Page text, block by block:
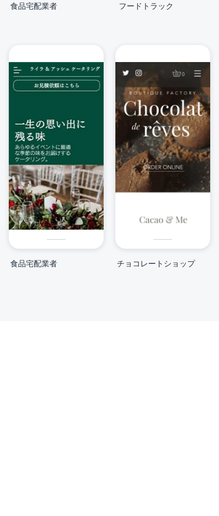
食品宅配業者 フードトラック
食品宅配業者 チョコレートショップ